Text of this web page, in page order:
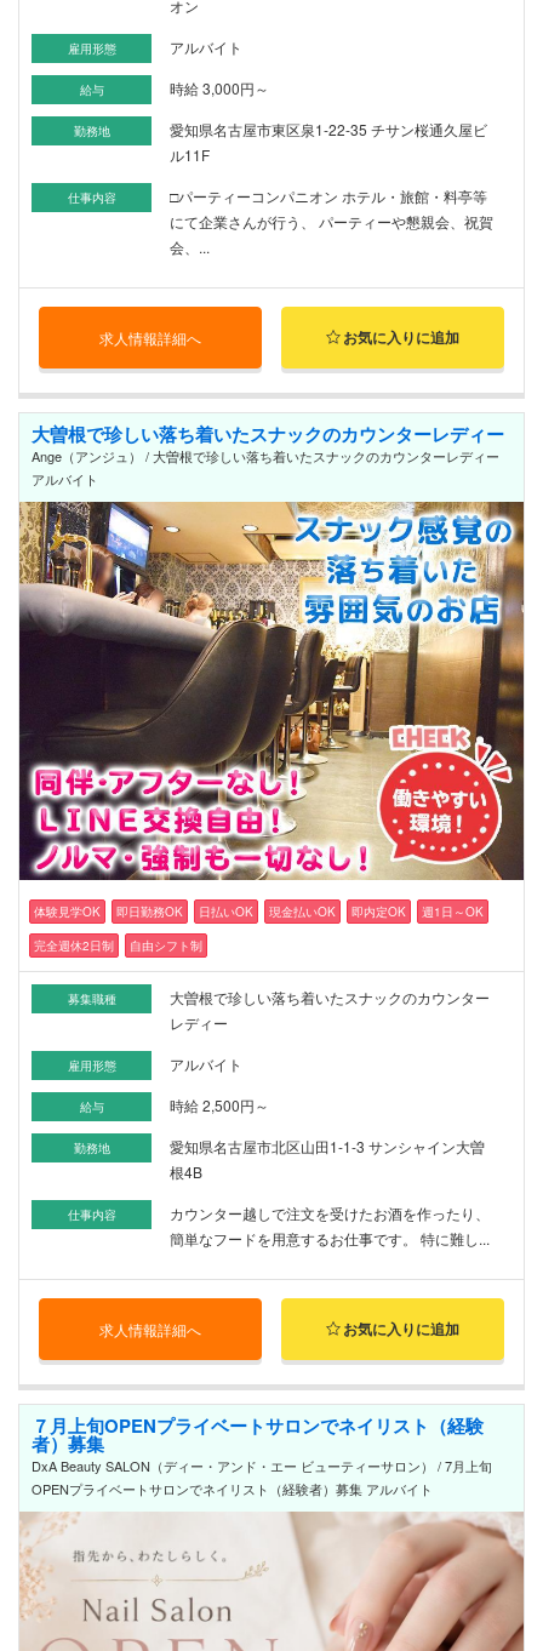
オン
雇用形態 アルバイト
給与 時給 3,000円～
勤務地
愛知県名古屋市東区泉1-22-35 チサン桜通久屋ビ
ル11F
仕事内容
□パーティーコンパニオン ホテル・旅館・料亭等
にて企業さんが行う、 パーティーや懇親会、祝賀
会、...
求人情報詳細へ お気に入りに追加
大曽根で珍しい落ち着いたスナックのカウンターレディー
Ange（アンジュ） / 大曽根で珍しい落ち着いたスナックのカウンターレディー
アルバイト
体験見学OK 即日勤務OK 日払いOK 現金払いOK 即内定OK
週1日～OK
完全週休2日制
自由シフト制
募集職種
大曽根で珍しい落ち着いたスナックのカウンター
レディー
雇用形態 アルバイト
給与 時給 2,500円～
勤務地
愛知県名古屋市北区山田1-1-3 サンシャイン大曽
根4B
仕事内容
カウンター越しで注文を受けたお酒を作ったり、
簡単なフードを用意するお仕事です。 特に難し...
求人情報詳細へ お気に入りに追加
７月上旬OPENプライベートサロンでネイリスト（経験
者）募集
DxA Beauty SALON（ディー・アンド・エー ビューティーサロン） / 7月上旬
OPENプライベートサロンでネイリスト（経験者）募集 アルバイト